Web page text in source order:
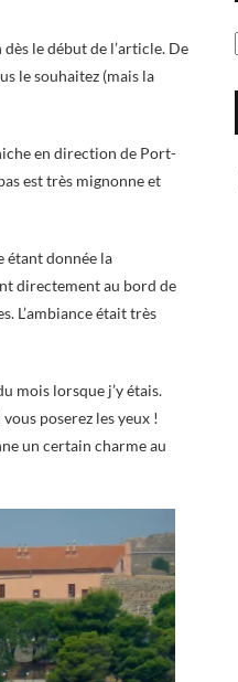
le début de l’article. De
le souhaitez (mais la
en direction de Port-
est très mignonne et
étant donnée la
directement au bord de
L’ambiance était très
mois lorsque j’y étais.
poserez les yeux !
un certain charme au